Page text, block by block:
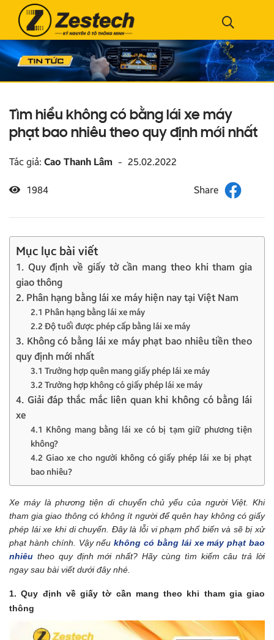
Tìm hiểu không có bằng lái xe máy
phạt bao nhiêu theo quy định mới nhất
Tác giả: Cao Thanh Lâm - 25.02.2022
1984
Mục lục bài viết
1. Quy định về giấy tờ cần mang theo khi tham gia
giao thông
2. Phân hạng bằng lái xe máy hiện nay tại Việt Nam
2.1 Phân hạng bằng lái xe máy
2.2 Độ tuổi được phép cấp bằng lái xe máy
3. Không có bằng lái xe máy phạt bao nhiêu tiền theo
quy định mới nhất
3.1 Trường hợp quên mang giấy phép lái xe máy
3.2 Trường hợp không có giấy phép lái xe máy
4. Giải đáp thắc mắc liên quan khi không có bằng lái
xe
4.1 Không mang bằng lái xe có bị tạm giữ phương tiện
không?
4.2 Giao xe cho người không có giấy phép lái xe bị phạt
bao nhiêu?
Xe máy là phương tiện di chuyển chủ yếu của người Việt. Khi
tham gia giao thông có không ít người để quên hay không có giấy
phép lái xe khi di chuyển. Đây là lỗi vi phạm phổ biến và sẽ bị xử
phạt hành chính. Vậy nếukhông có bằng lái xe máy phạt bao
nhiêu theo quy định mới nhất? Hãy cùng tìm kiếm câu trả lời
ngay sau bài viết dưới đây nhé.
1. Quy định về giấy tờ cần mang theo khi tham gia giao
thông